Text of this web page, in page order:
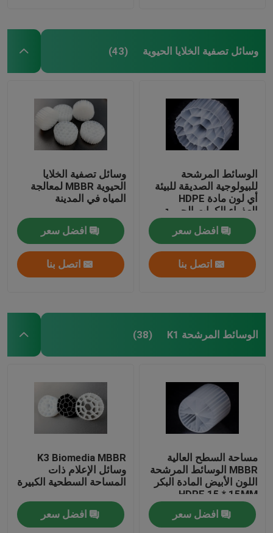
وسائل تصفية الخلايا الحيوية (43)
الوسائط المرشحة
للبيولوجية الصديقة للبيئة
أي لون مادة HDPE
العذراء الكرات الحيوية
افضل سعر
اتصل بنا
وسائل تصفية الخلايا
الحيوية MBBR لمعالجة
المياه في المدينة
افضل سعر
اتصل بنا
الوسائط المرشحة K1 (38)
مساحة السطح العالية
MBBR الوسائط المرشحة
اللون الأبيض المادة البكر
HDPE 15 * 15MM
افضل سعر
K3 Biomedia MBBR
وسائل الإعلام ذات
المساحة السطحية الكبيرة
افضل سعر